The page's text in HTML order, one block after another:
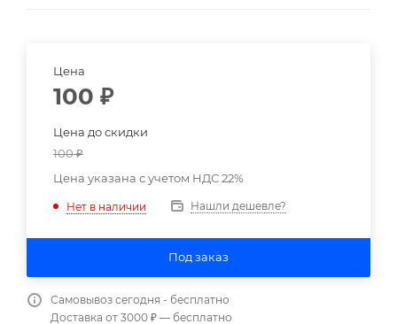
Цена
100 ₽
Цена до скидки
100₽
Цена указана с учетом НДС 22%
Нет в наличии Нашли дешевле?
Под заказ
Самовывоз сегодня - бесплатно
Доставка от 3000 ₽ — бесплатно